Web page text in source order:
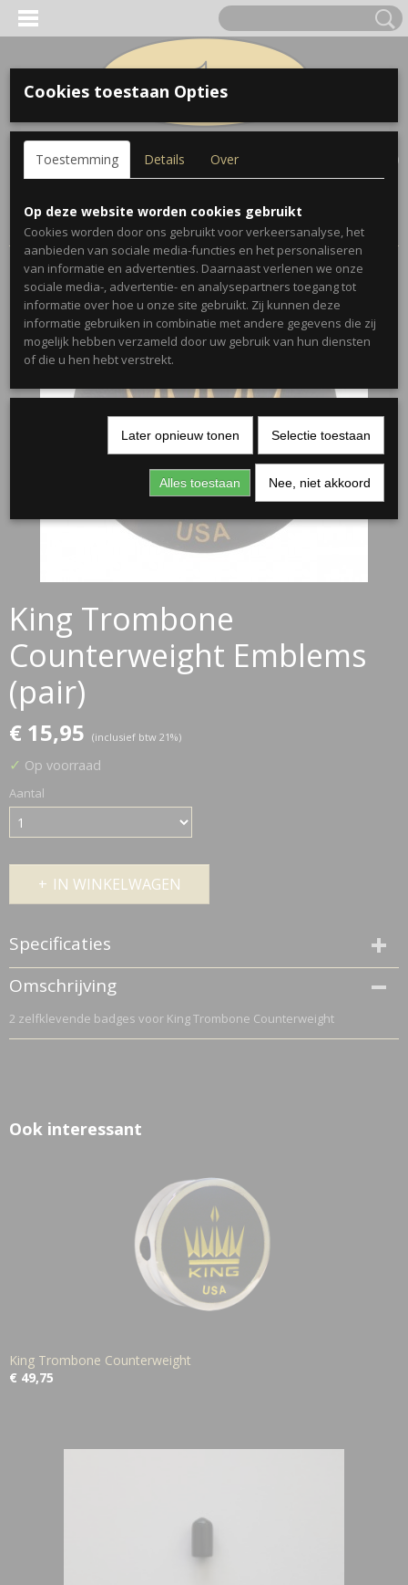
Inloggen Registreren
(0)
Home >Onderdelen >King Trombone Counterweight Emblems
(pair)
King Trombone
Counterweight Emblems
(pair)
€ 15,95 (inclusief btw 21%)
✓ Op voorraad
Aantal
IN WINKELWAGEN
Specificaties
Netto gewicht
0,10 Kg
Bruto gewicht
0,20 Kg
Omschrijving
2 zelfklevende badges voor King Trombone Counterweight
Ook interessant
King Trombone Counterweight
€ 49,75
Cookies toestaan Opties
Toestemming Details Over
Op deze website worden cookies gebruikt
Cookies worden door ons gebruikt voor verkeersanalyse, het
aanbieden van sociale media-functies en het personaliseren
van informatie en advertenties. Daarnaast verlenen we onze
sociale media-, advertentie- en analysepartners toegang tot
informatie over hoe u onze site gebruikt. Zij kunnen deze
informatie gebruiken in combinatie met andere gegevens die zij
mogelijk hebben verzameld door uw gebruik van hun diensten
of die u hen hebt verstrekt.
Later opnieuw tonen Selectie toestaan
Alles toestaan Nee, niet akkoord